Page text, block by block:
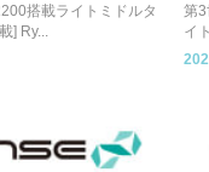
搭載ライトミドルタ
] Ry...
第3
イ